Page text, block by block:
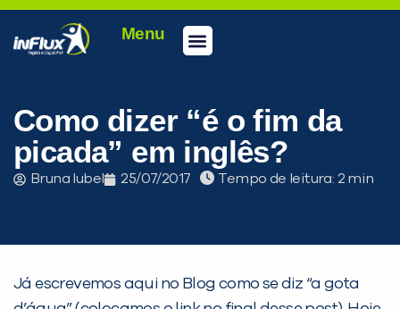
Menu
Como dizer “é o fim da
picada” em inglês?
Bruna Iubel 25/07/2017 Tempo de leitura:
Já escrevemos aqui no Blog como se diz “a gota